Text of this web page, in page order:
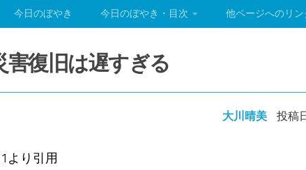
今日のぼやき 今日のぼやき・目次 他ページへのリン
害復旧は遅すぎる
大川晴美 投稿
より引用